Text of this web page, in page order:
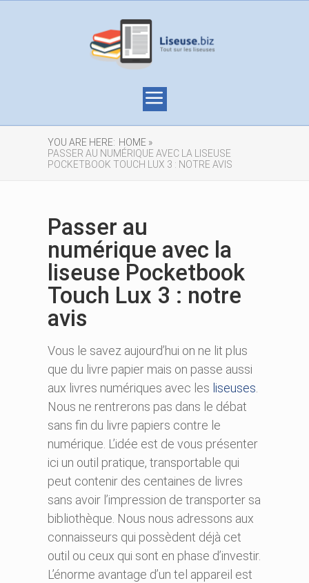
YOU ARE HERE: HOME »
PASSER AU NUMÉRIQUE AVEC LA LISEUSE
POCKETBOOK TOUCH LUX 3 : NOTRE AVIS
Passer au
numérique avec la
liseuse Pocketbook
Touch Lux 3 : notre
avis
Vous le savez aujourd’hui on ne lit plus
que du livre papier mais on passe aussi
aux livres numériques avec les liseuses
Nous ne rentrerons pas dans le débat
sans fin du livre papiers contre le
numérique. L’idée est de vous présenter
ici un outil pratique, transportable qui
peut contenir des centaines de livres
sans avoir l’impression de transporter sa
bibliothèque. Nous nous adressons aux
connaisseurs qui possèdent déjà cet
outil ou ceux qui sont en phase d’investir.
L’énorme avantage d’un tel appareil est